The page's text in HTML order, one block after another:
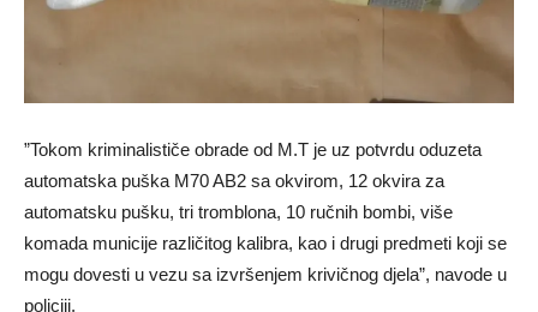
”Tokom kriminalističe obrade od M.T je uz potvrdu oduzeta
automatska puška M70 AB2 sa okvirom, 12 okvira za
automatsku pušku, tri tromblona, 10 ručnih bombi, više
komada municije različitog kalibra, kao i drugi predmeti koji se
mogu dovesti u vezu sa izvršenjem krivičnog djela”, navode u
policiji.